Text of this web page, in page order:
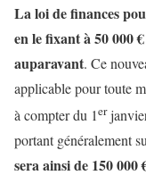
La loi de finances
en le fixant à 50 000
auparavant. Ce
applicable pour toute
à compter du 1er
portant généralement
sera ainsi de 150 000